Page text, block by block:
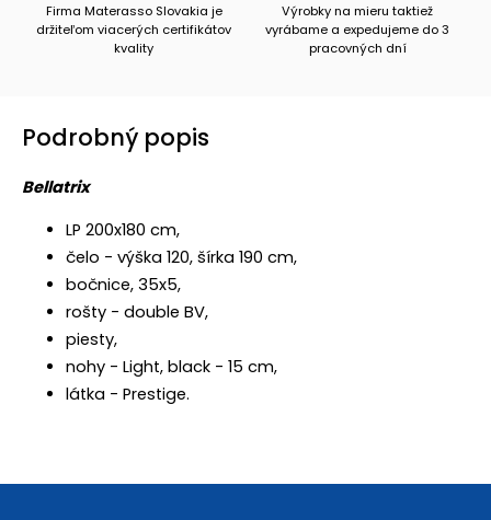
Firma Materasso Slovakia je
držiteľom viacerých certifikátov
kvality
Výrobky na mieru taktiež
vyrábame a expedujeme do 3
pracovných dní
Podrobný popis
Bellatrix
LP 200x180 cm,
čelo - výška 120, šírka 190 cm,
bočnice, 35x5,
rošty - double BV,
piesty,
nohy - Light, black - 15 cm,
látka - Prestige.